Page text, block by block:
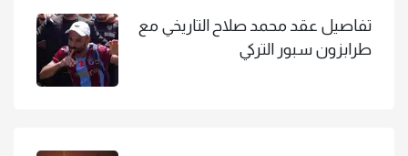
تفاصيل عقد محمد صلاح التاريخي مع
طرابزون سبور التركي